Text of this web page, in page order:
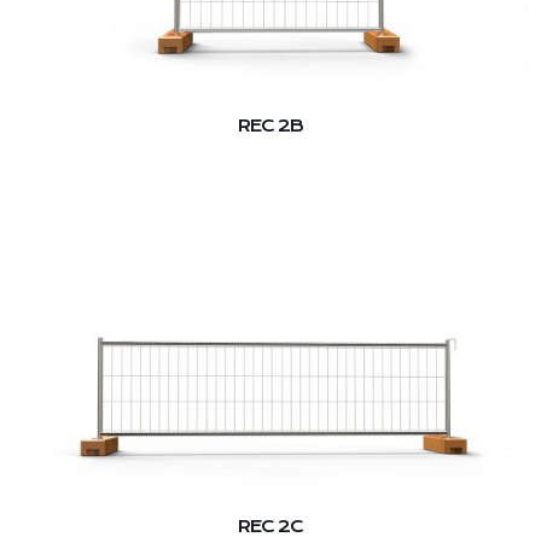
REC 2B
REC 2C